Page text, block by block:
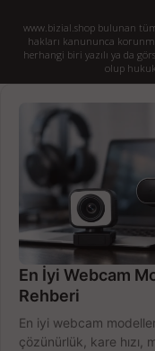
www.bizial.shop bulunan
hakları kanununca
herhangi biri yazılı ya da
olup
En İyi Webcam
Rehberi
En iyi webcam
çözünürlük, kare hızı,